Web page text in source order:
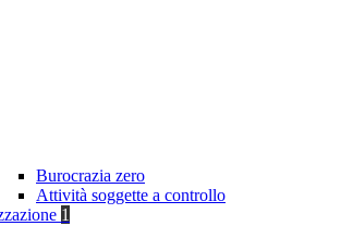
Burocrazia zero
Attività soggette a controllo
1